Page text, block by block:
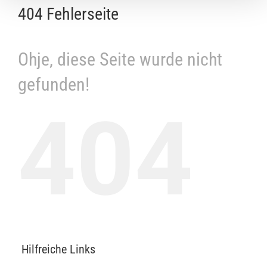
404 Fehlerseite
Ohje, diese Seite wurde nicht
gefunden!
Hilfreiche Links